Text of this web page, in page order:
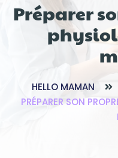
Préparer
HELLO MAMAN
PRÉPARER SON